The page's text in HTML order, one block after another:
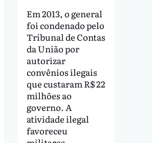
Em 2013, o general
foi condenado pelo
Tribunal de Contas
da União por
autorizar
convênios ilegais
que custaram R$ 22
milhões ao
governo. A
atividade ilegal
favoreceu